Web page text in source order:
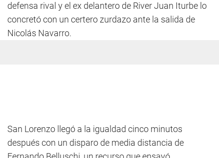
defensa rival y el ex delantero de River Juan Iturbe lo
concretó con un certero zurdazo ante la salida de
Nicolás Navarro.
San Lorenzo llegó a la igualdad cinco minutos
después con un disparo de media distancia de